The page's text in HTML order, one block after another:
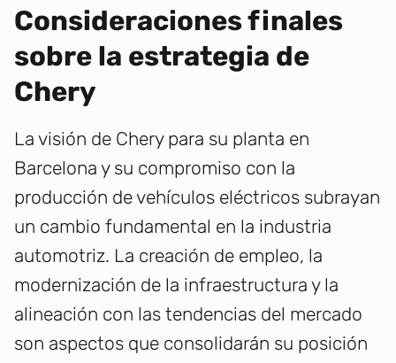
Consideraciones finales
sobre la estrategia de
Chery
La visión de Chery para su planta en
Barcelona y su compromiso con la
producción de vehículos eléctricos subrayan
un cambio fundamental en la industria
automotriz. La creación de empleo, la
modernización de la infraestructura y la
alineación con las tendencias del mercado
son aspectos que consolidarán su posición